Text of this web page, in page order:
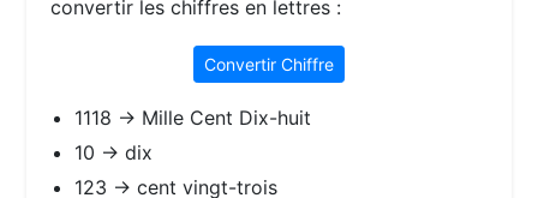
convertir les chiffres en lettres :
Convertir Chiffre
1118 → Mille Cent Dix-huit
10 → dix
123 → cent vingt-trois